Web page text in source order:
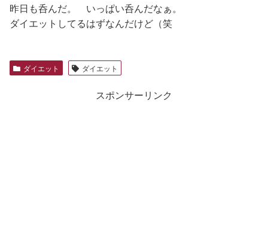
昨日も呑んだ。 いっぱい呑んだなぁ。
ダイエットしてるはずなんだけど（笑
ダイエット ダイエット
スポンサーリンク